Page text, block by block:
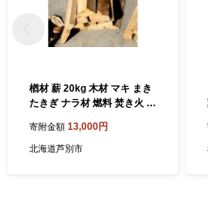
楢材 薪 20kg 木材 マキ まき
たきぎ ナラ材 燃料 焚き火 ア
用品 樹皮 北海道 芦別市
寄附金額 13,000円
北海道芦別市